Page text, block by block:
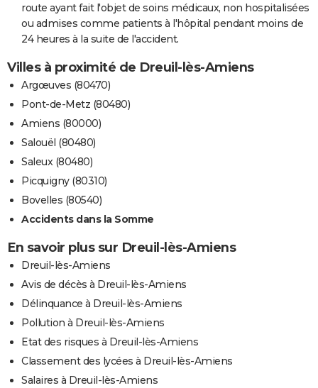
route ayant fait l'objet de soins médicaux, non hospitalisées
ou admises comme patients à l'hôpital pendant moins de
24 heures à la suite de l'accident.
Villes à proximité de Dreuil-lès-Amiens
Argœuves (80470)
Pont-de-Metz (80480)
Amiens (80000)
Salouël (80480)
Saleux (80480)
Picquigny (80310)
Bovelles (80540)
Accidents dans la Somme
En savoir plus sur Dreuil-lès-Amiens
Dreuil-lès-Amiens
Avis de décès à Dreuil-lès-Amiens
Délinquance à Dreuil-lès-Amiens
Pollution à Dreuil-lès-Amiens
Etat des risques à Dreuil-lès-Amiens
Classement des lycées à Dreuil-lès-Amiens
Salaires à Dreuil-lès-Amiens